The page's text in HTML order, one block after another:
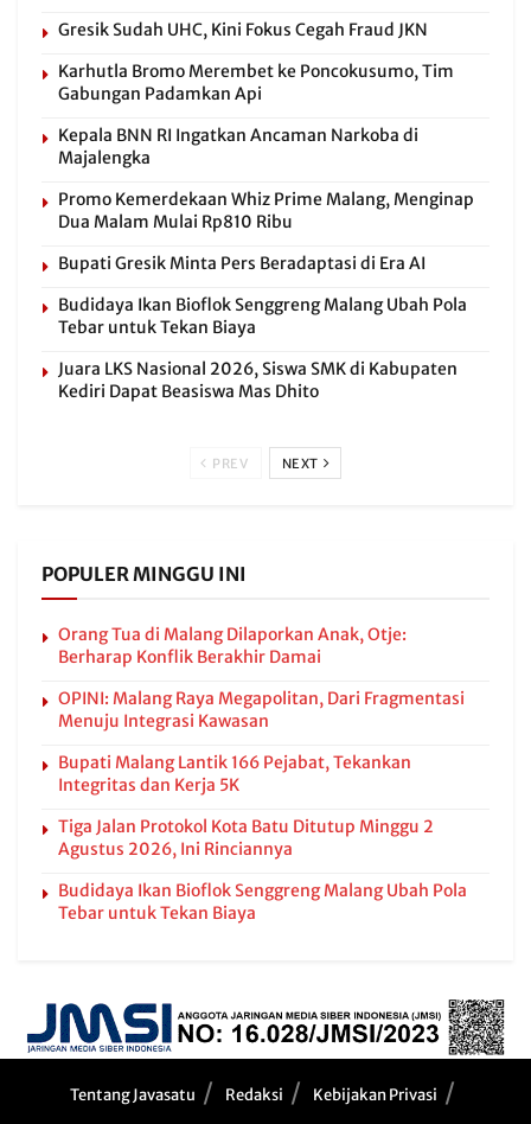
Gresik Sudah UHC, Kini Fokus Cegah Fraud JKN
Karhutla Bromo Merembet ke Poncokusumo, Tim
Gabungan Padamkan Api
Kepala BNN RI Ingatkan Ancaman Narkoba di
Majalengka
Promo Kemerdekaan Whiz Prime Malang, Menginap
Dua Malam Mulai Rp810 Ribu
Bupati Gresik Minta Pers Beradaptasi di Era AI
Budidaya Ikan Bioflok Senggreng Malang Ubah Pola
Tebar untuk Tekan Biaya
Juara LKS Nasional 2026, Siswa SMK di Kabupaten
Kediri Dapat Beasiswa Mas Dhito
PREV NEXT
POPULER MINGGU INI
Orang Tua di Malang Dilaporkan Anak, Otje:
Berharap Konflik Berakhir Damai
OPINI: Malang Raya Megapolitan, Dari Fragmentasi
Menuju Integrasi Kawasan
Bupati Malang Lantik 166 Pejabat, Tekankan
Integritas dan Kerja 5K
Tiga Jalan Protokol Kota Batu Ditutup Minggu 2
Agustus 2026, Ini Rinciannya
Budidaya Ikan Bioflok Senggreng Malang Ubah Pola
Tebar untuk Tekan Biaya
Tentang Javasatu Redaksi Kebijakan Privasi